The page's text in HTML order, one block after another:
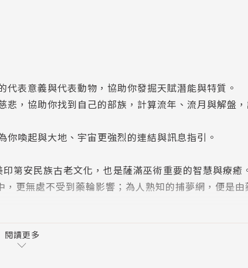
表意義與代表動物，協助你發掘天賦潛能與特質。
，協助你找到自己的部族，計算流年、流月與解盤
喚起與大地、宇宙更強烈的連結與訊息指引。
第安民族古老文化，也是薩滿巫術重要的智慧與療癒
更無處不受到藥輪影響；為人熟知的捕夢網，便是由
信，天地萬物都是導師，指引人類方向。透過學習藥
來的啟發，讓生命持續不斷地流動與更新。
閱讀更多